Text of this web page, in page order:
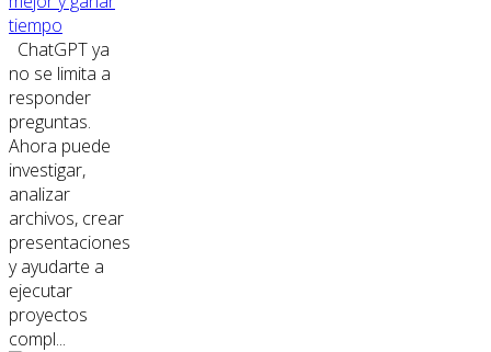
tiempo
ChatGPT ya
no se limita a
responder
preguntas.
Ahora puede
investigar,
analizar
archivos, crear
presentaciones
y ayudarte a
ejecutar
proyectos
compl...